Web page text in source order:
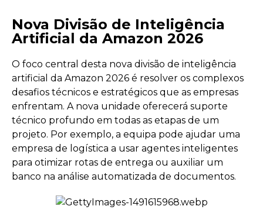
Nova Divisão de Inteligência
Artificial da Amazon 2026
O foco central desta nova divisão de inteligência
artificial da Amazon 2026 é resolver os complexos
desafios técnicos e estratégicos que as empresas
enfrentam. A nova unidade oferecerá suporte
técnico profundo em todas as etapas de um
projeto. Por exemplo, a equipa pode ajudar uma
empresa de logística a usar agentes inteligentes
para otimizar rotas de entrega ou auxiliar um
banco na análise automatizada de documentos.